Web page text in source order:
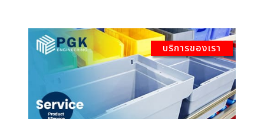
บริการของเรา